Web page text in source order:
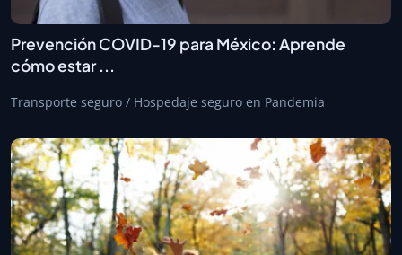
Prevención COVID-19 para México: Aprende
cómo estar ...
Transporte seguro / Hospedaje seguro en Pandemia